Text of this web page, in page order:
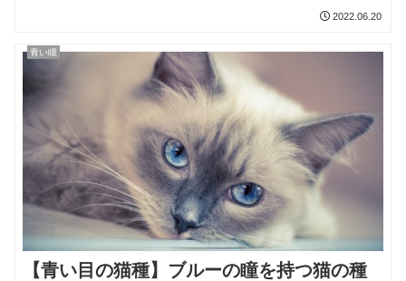
2022.06.20
青い瞳
【青い目の猫種】ブルーの瞳を持つ猫の種